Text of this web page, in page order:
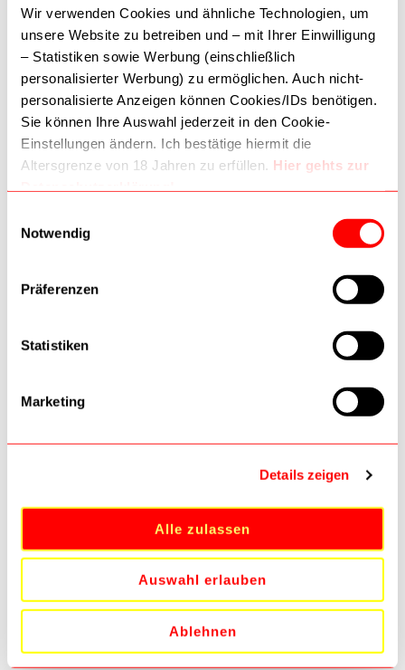
Wir verwenden Cookies und ähnliche Technologien, um
unsere Website zu betreiben und – mit Ihrer Einwilligung
– Statistiken sowie Werbung (einschließlich
personalisierter Werbung) zu ermöglichen. Auch nicht-
personalisierte Anzeigen können Cookies/IDs benötigen.
Sie können Ihre Auswahl jederzeit in den Cookie-
Einstellungen ändern. Ich bestätige hiermit die
Altersgrenze von 18 Jahren zu erfüllen. Hier gehts zur
Google Daten nutzt:
Wie Google Informationen von Websites/Apps nutzt
Verantwortungsvoller Umgang mit Geschäftsdaten
Notwendig
Präferenzen
Statistiken
Marketing
Details zeigen
Alle zulassen
Auswahl erlauben
Ablehnen
AKZEPTIERTE ZAHLUNGSMETHODEN
Details
Schneideisen M3 x 0,5
HSS 91031066
Runde Schneideisen für metrische ISO Gewinde nach DIN 13 mit
für gut zerspanbare Stähle bis 800 N/mm², Guss, Alu und Kupfer
Aufnahmeform (maschinenseitig)
20mm